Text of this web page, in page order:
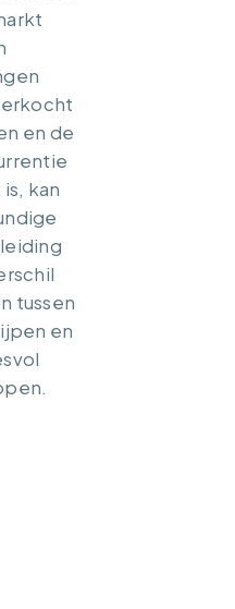
en de
kan
tussen
en